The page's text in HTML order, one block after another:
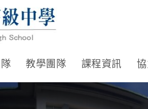
教學團隊 課程資訊